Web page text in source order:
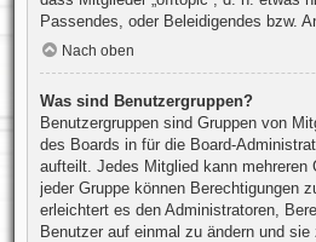
Passendes, oder Beleidigendes bzw.
Nach oben
Was sind Benutzergruppen?
Benutzergruppen sind Gruppen von
des Boards in für die Board-
aufteilt. Jedes Mitglied kann mehreren
jeder Gruppe können Berechtigungen
erleichtert es den Administratoren,
Benutzer auf einmal zu ändern und